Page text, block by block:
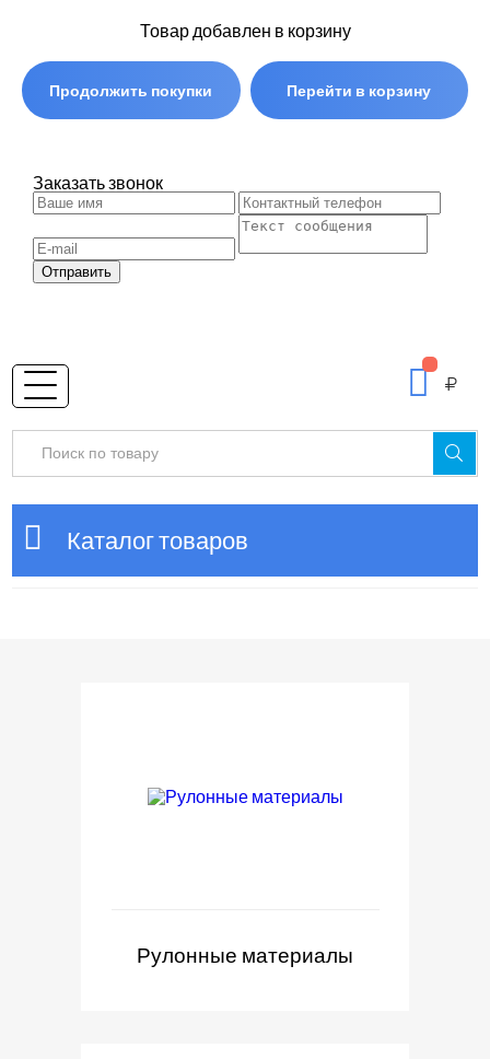
Товар добавлен в корзину
Продолжить покупки Перейти в корзину
Заказать звонок
Отправить
Каталог товаров
Рулонные материалы